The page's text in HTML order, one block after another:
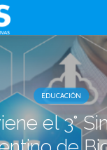
EDUCACIÓN
el 3°